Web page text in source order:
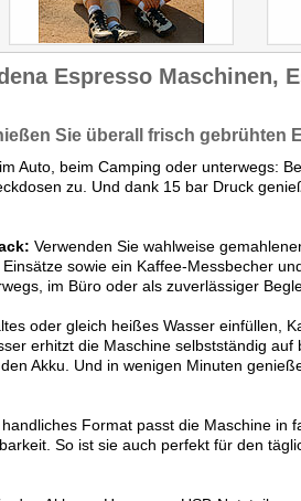
Espresso Maschinen,
Sie überall frisch gebrühten
Auto, beim Camping oder unterwegs:
zu. Und dank 15 bar Druck
Verwenden Sie wahlweise
sowie ein Kaffee-Messbecher
im Büro oder als zuverlässiger
oder gleich heißes Wasser einfüllen,
erhitzt die Maschine selbstständig auf
Akku. Und in wenigen Minuten
Format passt die Maschine in
So ist sie auch perfekt für den